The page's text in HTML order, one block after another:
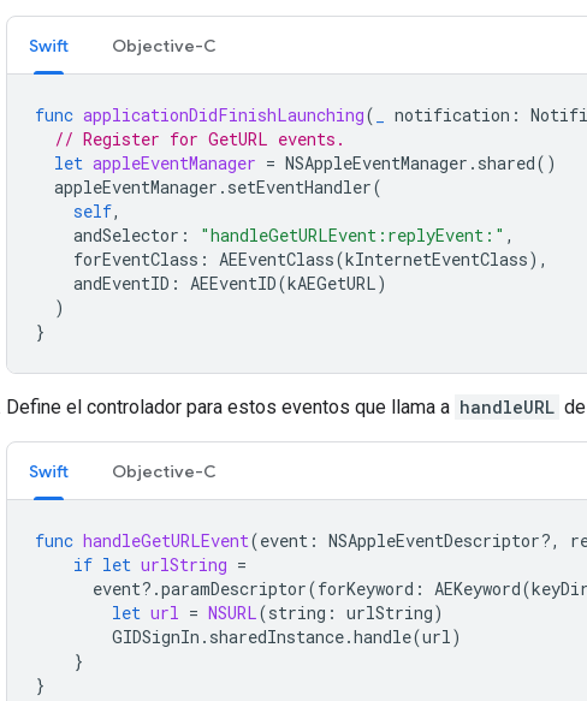
Swift Objective-C
func applicationDidFinishLaunching( notification :
// Register for GetURL events.
let appleEventManager = NSAppleEventManager . shared()
appleEventManager . setEventHandler(
self,
andSelector : "handleGetURLEvent:replyEvent:" ,
forEventClass : AEEventClass(kInternetEventClass),
andEventID : AEEventID(kAEGetURL)
)
}
Define el controlador para estos eventos que llama a handleURL de
Swift Objective-C
func handleGetURLEvent(event : NSAppleEventDescriptor?,
if let urlString =
event?.paramDescriptor(forKeyword : AEKeyword(
let url = NSURL(string : urlString)
GIDSignIn . sharedInstance.handle(url)
}
}